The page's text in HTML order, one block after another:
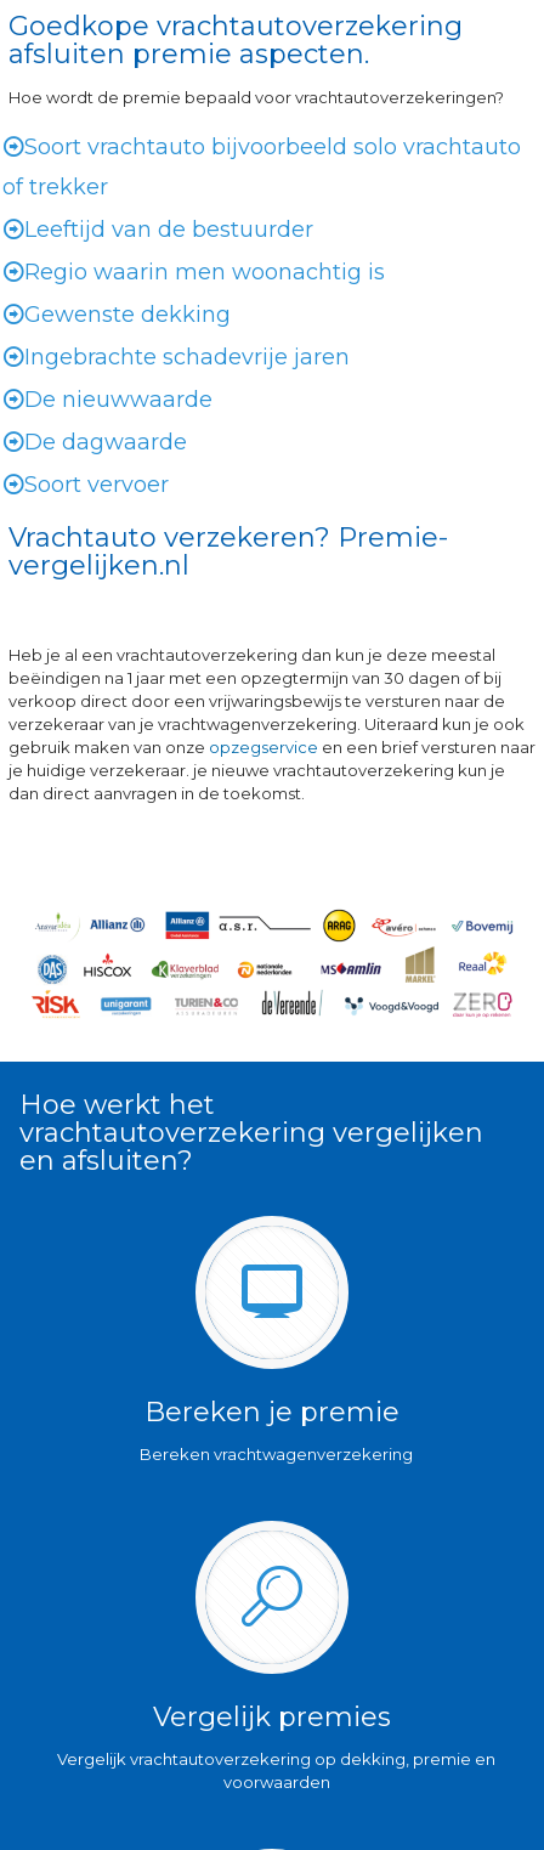
Goedkope vrachtautoverzekering
afsluiten premie aspecten.
Hoe wordt de premie bepaald voor vrachtautoverzekeringen?
Soort vrachtauto bijvoorbeeld solo vrachtauto
of trekker
Leeftijd van de bestuurder
Regio waarin men woonachtig is
Gewenste dekking
Ingebrachte schadevrije jaren
De nieuwwaarde
De dagwaarde
Soort vervoer
Vrachtauto verzekeren? Premie-
vergelijken.nl
Heb je al een vrachtautoverzekering dan kun je deze meestal
beëindigen na 1 jaar met een opzegtermijn van 30 dagen of bij
verkoop direct door een vrijwaringsbewijs te versturen naar de
verzekeraar van je vrachtwagenverzekering. Uiteraard kun je ook
gebruik maken van onze opzegservice en een brief versturen naar
je huidige verzekeraar. je nieuwe vrachtautoverzekering kun je
dan direct aanvragen in de toekomst.
Hoe werkt het
vrachtautoverzekering vergelijken
en afsluiten?
Bereken je premie
Bereken vrachtwagenverzekering
Vergelijk premies
Vergelijk vrachtautoverzekering op dekking, premie en
voorwaarden